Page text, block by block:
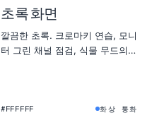
초록 화면
깔끔한 초록. 크로마키 연습, 모니
터 그린 채널 점검, 식물 무드의
★
#FFFFFF 화상 통화